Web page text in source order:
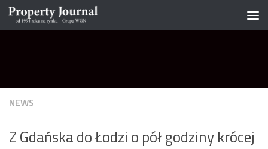
Skip to content
NEWS
Z Gdańska do Łodzi o pół godziny krócej